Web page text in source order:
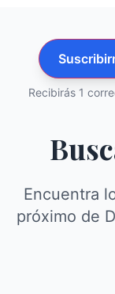
Recibirás 1
Encuentra
próximo de